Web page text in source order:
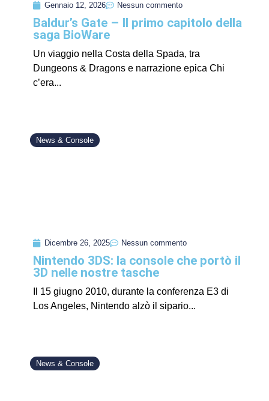
Gennaio 12, 2026 Nessun commento
Baldur’s Gate – Il primo capitolo della
saga BioWare
Un viaggio nella Costa della Spada, tra
Dungeons & Dragons e narrazione epica Chi
c’era...
News & Console
Dicembre 26, 2025 Nessun commento
Nintendo 3DS: la console che portò il
3D nelle nostre tasche
Il 15 giugno 2010, durante la conferenza E3 di
Los Angeles, Nintendo alzò il sipario...
News & Console